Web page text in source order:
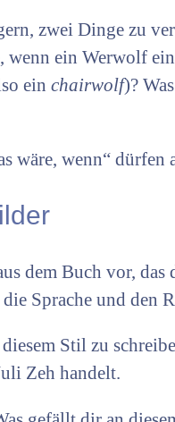
zwei Dinge zu
wenn ein Werwolf
ein chairwolf)?
wäre, wenn“
dem Buch vor, das
Sprache und den
Stil zu
Zeh handelt.